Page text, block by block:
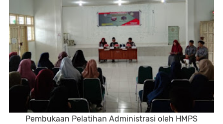
Pembukaan Pelatihan Administrasi oleh HMPS